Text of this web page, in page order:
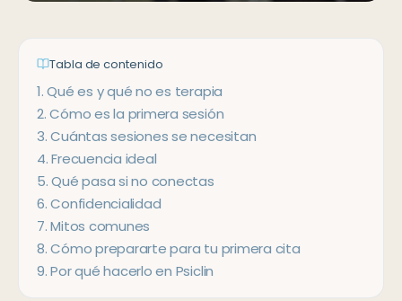
Tabla de contenido
1.Qué es y qué no es terapia
2.Cómo es la primera sesión
3.Cuántas sesiones se necesitan
4.Frecuencia ideal
5.Qué pasa si no conectas
6.Confidencialidad
7.Mitos comunes
8.Cómo prepararte para tu primera cita
9.Por qué hacerlo en Psiclin